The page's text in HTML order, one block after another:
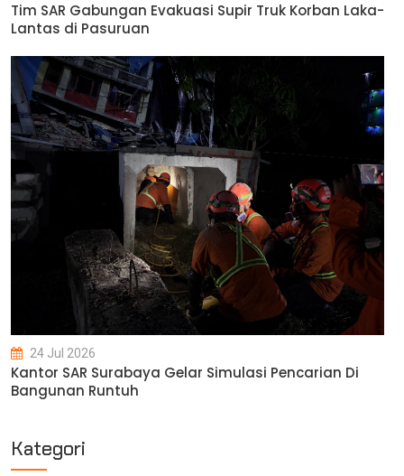
Tim SAR Gabungan Evakuasi Supir Truk Korban Laka-
Lantas di Pasuruan
24 Jul 2026
Kantor SAR Surabaya Gelar Simulasi Pencarian Di
Bangunan Runtuh
Kategori